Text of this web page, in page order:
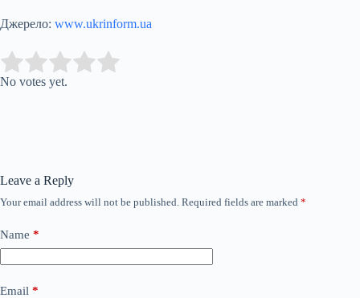
Джерело: www.ukrinform.ua
Rate this item:
No votes yet.
Leave a Reply
Your email address will not be published. Required fields are marked *
Name *
Email *